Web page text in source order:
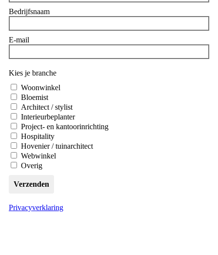
Bedrijfsnaam
E-mail
Kies je branche
Woonwinkel
Bloemist
Architect / stylist
Interieurbeplanter
Project- en kantoorinrichting
Hospitality
Hovenier / tuinarchitect
Webwinkel
Overig
Privacyverklaring